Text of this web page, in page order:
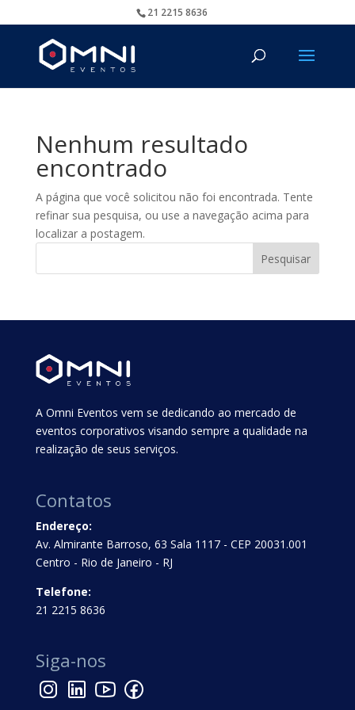
21 2215 8636
Nenhum resultado
encontrado
A página que você solicitou não foi encontrada. Tente
refinar sua pesquisa, ou use a navegação acima para
localizar a postagem.
A Omni Eventos vem se dedicando ao mercado de
eventos corporativos visando sempre a qualidade na
realização de seus serviços.
Contatos
Endereço:
Av. Almirante Barroso, 63 Sala 1117 - CEP 20031.001
Centro - Rio de Janeiro - RJ
Telefone:
21 2215 8636
Siga-nos